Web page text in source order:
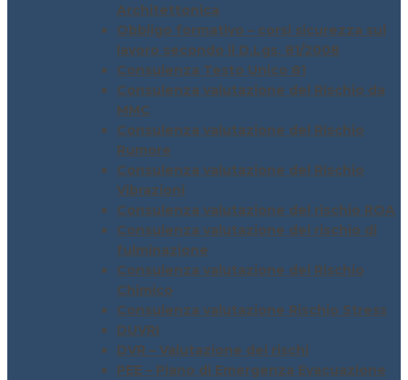
Architettonica
Obbligo formativo – corsi sicurezza sul
lavoro secondo il D.Lgs. 81/2008
Consulenza Testo Unico 81
Consulenza valutazione del Rischio da
MMC
Consulenza valutazione del Rischio
Rumore
Consulenza valutazione del Rischio
Vibrazioni
Consulenza valutazione del rischio ROA
Consulenza valutazione del rischio di
fulminazione
Consulenza valutazione del Rischio
Chimico
Consulenza valutazione Rischio Stress
DUVRI
DVR – Valutazione dei rischi
PEE – Piano di Emergenza Evacuazione